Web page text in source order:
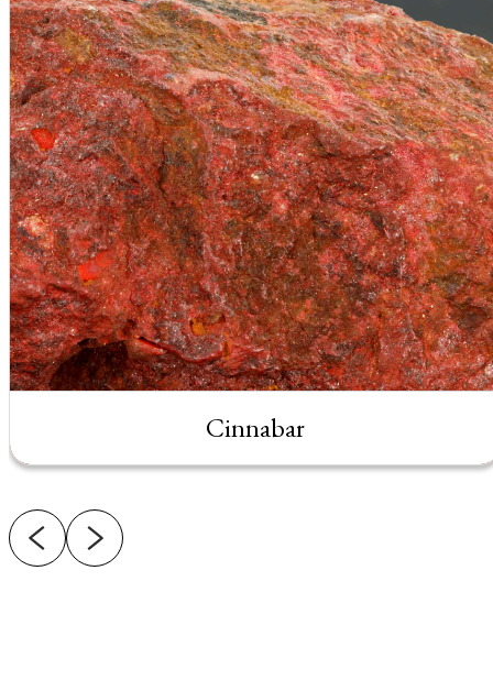
Cinnabar